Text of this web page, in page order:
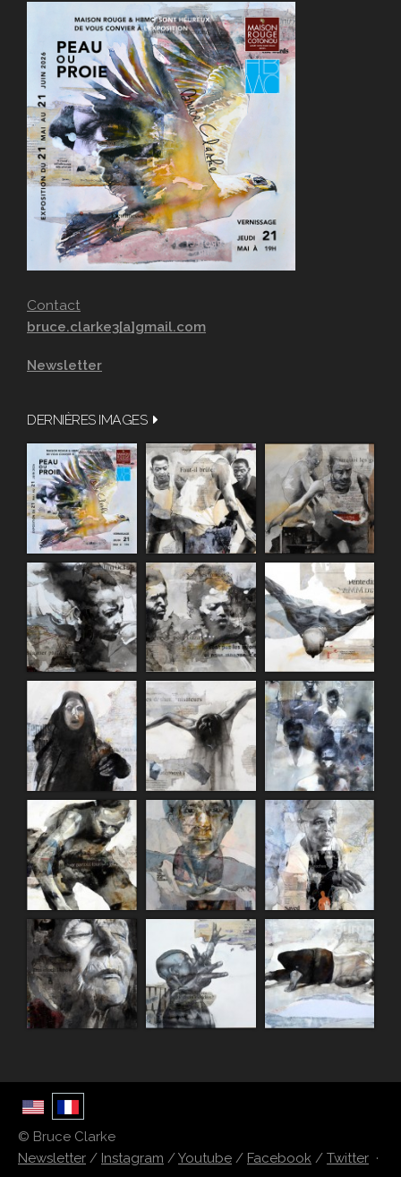
Contact
bruce.clarke3[a]gmail.com
Newsletter
DERNIÈRES IMAGES
© Bruce Clarke
Newsletter / Instagram /Youtube / Facebook / Twitter ·